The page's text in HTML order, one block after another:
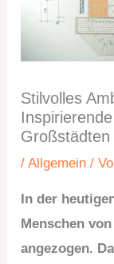
Stilvolles
Großstädten
/Allgemein /
In der
Menschen
angezogen.